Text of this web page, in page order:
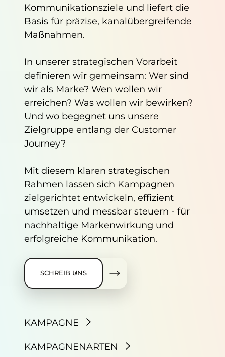
Kommunikationsziele und liefert die
Basis für präzise, kanalübergreifende
Maßnahmen.
In unserer strategischen Vorarbeit
definieren wir gemeinsam: Wer sind
wir als Marke? Wen wollen wir
erreichen? Was wollen wir bewirken?
Und wo begegnet uns unsere
Zielgruppe entlang der Customer
Journey?
Mit diesem klaren strategischen
Rahmen lassen sich Kampagnen
zielgerichtet entwickeln, effizient
umsetzen und messbar steuern - für
nachhaltige Markenwirkung und
erfolgreiche Kommunikation.
SCHREIB UNS
KAMPAGNE
KAMPAGNENARTEN